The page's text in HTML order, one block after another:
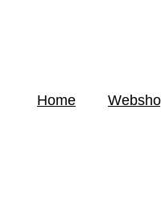
Home